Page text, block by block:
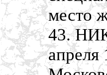
место
43.
апреля